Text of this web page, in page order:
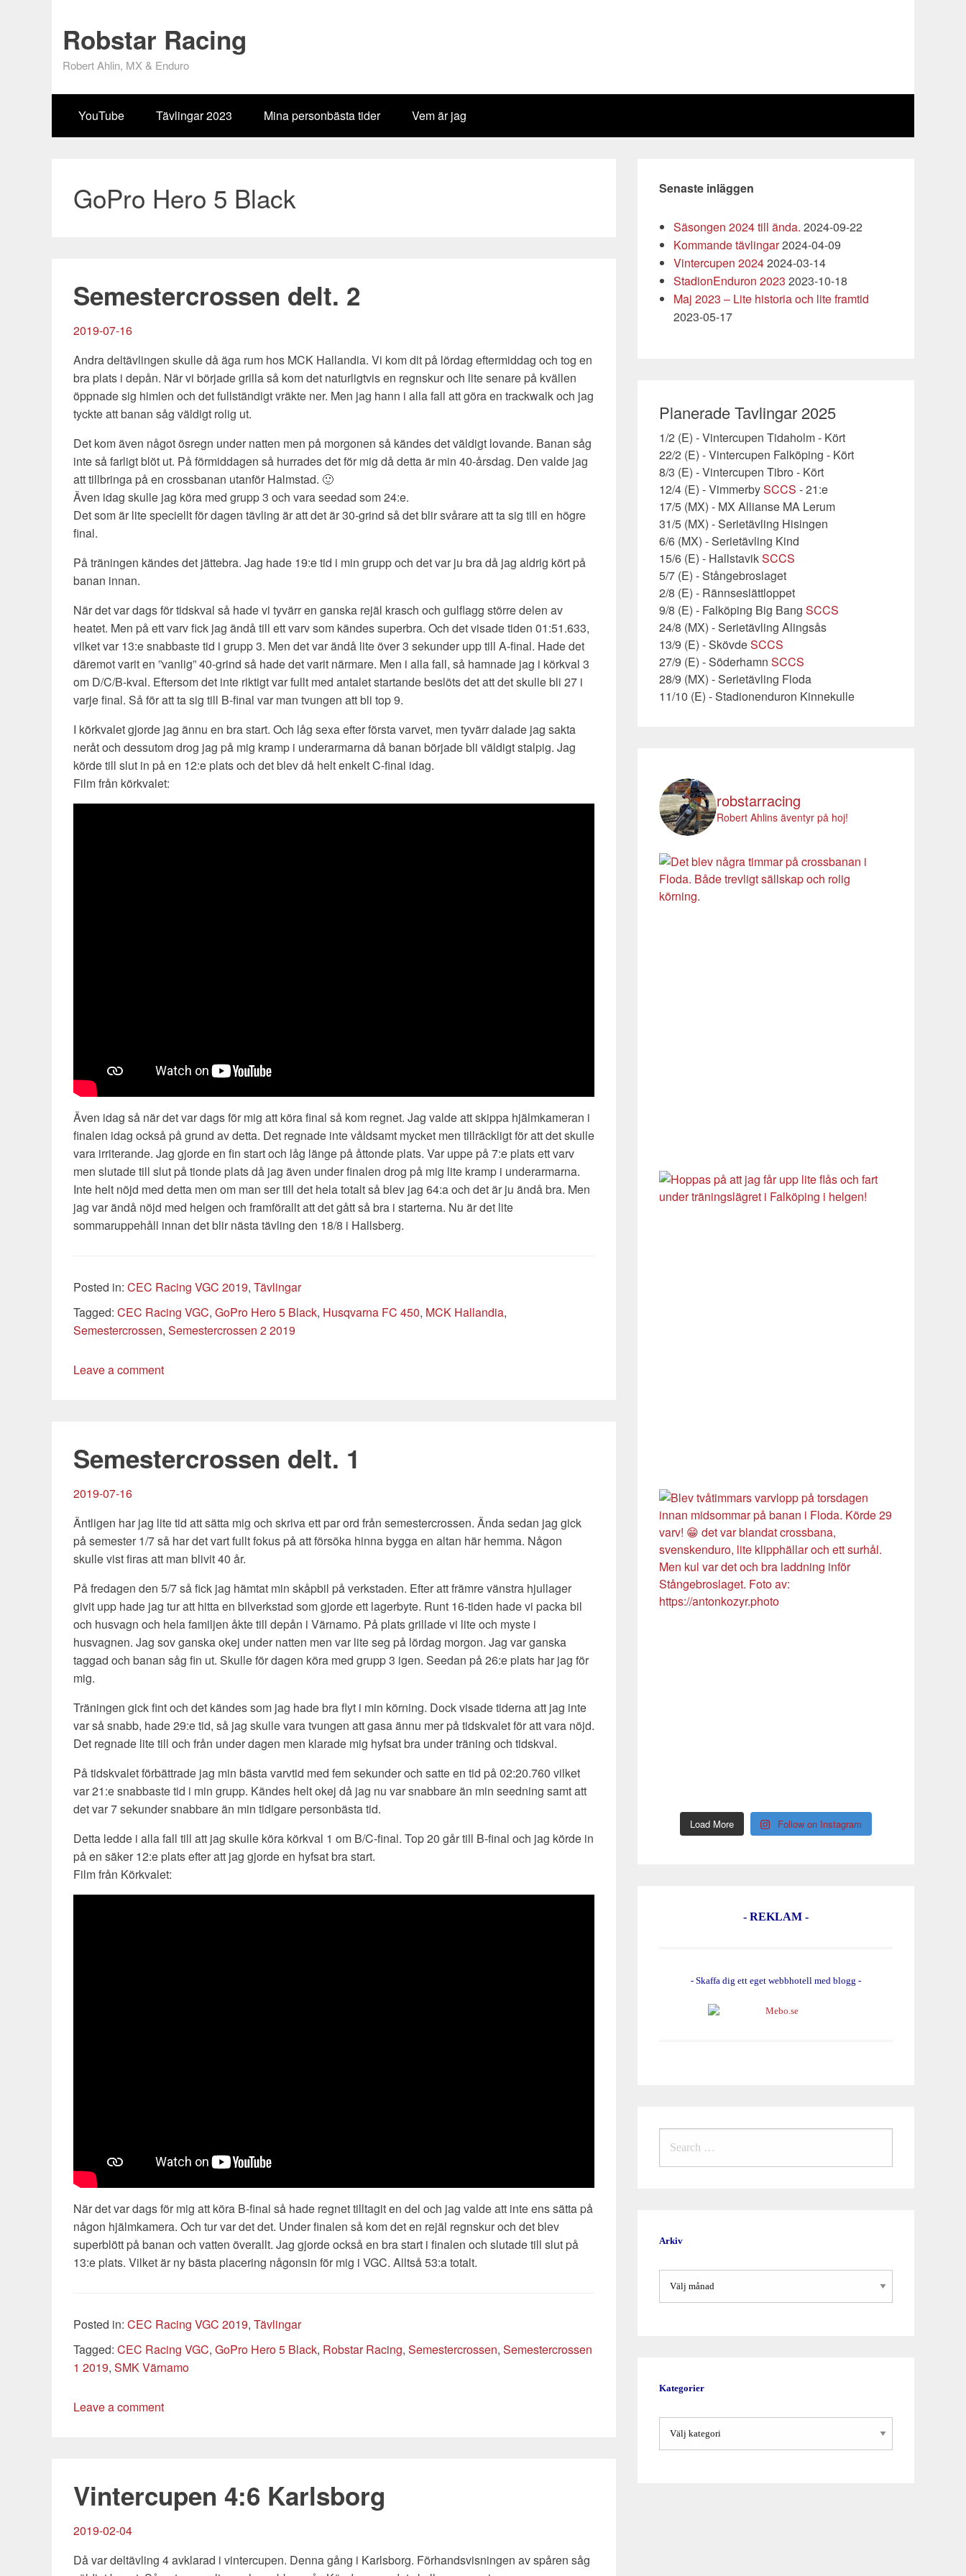
Robstar Racing
Robert Ahlin, MX & Enduro
YouTube Tävlingar 2023 Mina personbästa tider Vem är jag
GoPro Hero 5 Black
Semestercrossen delt. 2
2019-07-16
Andra deltävlingen skulle då äga rum hos MCK Hallandia. Vi kom dit på lördag eftermiddag och tog en
bra plats i depån. När vi började grilla så kom det naturligtvis en regnskur och lite senare på kvällen
öppnade sig himlen och det fullständigt vräkte ner. Men jag hann i alla fall att göra en trackwalk och jag
tyckte att banan såg väldigt rolig ut.
Det kom även något ösregn under natten men på morgonen så kändes det väldigt lovande. Banan såg
inte så farligt blöt ut. På förmiddagen så hurrades det för mig då detta är min 40-årsdag. Den valde jag
att tillbringa på en crossbanan utanför Halmstad. 🙂
Även idag skulle jag köra med grupp 3 och vara seedad som 24:e.
Det som är lite speciellt för dagen tävling är att det är 30-grind så det blir svårare att ta sig till en högre
final.
På träningen kändes det jättebra. Jag hade 19:e tid i min grupp och det var ju bra då jag aldrig kört på
banan innan.
När det var dags för tidskval så hade vi tyvärr en ganska rejäl krasch och gulflagg större delen av
heatet. Men på ett varv fick jag ändå till ett varv som kändes superbra. Och det visade tiden 01:51.633,
vilket var 13:e snabbaste tid i grupp 3. Men det var ändå lite över 3 sekunder upp till A-final. Hade det
däremot varit en ”vanlig” 40-grind så hade det varit närmare. Men i alla fall, så hamnade jag i körkval 3
om D/C/B-kval. Eftersom det inte riktigt var fullt med antalet startande beslöts det att det skulle bli 27 i
varje final. Så för att ta sig till B-final var man tvungen att bli top 9.
I körkvalet gjorde jag ännu en bra start. Och låg sexa efter första varvet, men tyvärr dalade jag sakta
neråt och dessutom drog jag på mig kramp i underarmarna då banan började bli väldigt stalpig. Jag
körde till slut in på en 12:e plats och det blev då helt enkelt C-final idag.
Film från körkvalet:
Även idag så när det var dags för mig att köra final så kom regnet. Jag valde att skippa hjälmkameran i
finalen idag också på grund av detta. Det regnade inte våldsamt mycket men tillräckligt för att det skulle
vara irriterande. Jag gjorde en fin start och låg länge på åttonde plats. Var uppe på 7:e plats ett varv
men slutade till slut på tionde plats då jag även under finalen drog på mig lite kramp i underarmarna.
Inte helt nöjd med detta men om man ser till det hela totalt så blev jag 64:a och det är ju ändå bra. Men
jag var ändå nöjd med helgen och framförallt att det gått så bra i starterna. Nu är det lite
sommaruppehåll innan det blir nästa tävling den 18/8 i Hallsberg.
Posted in: Categories
CEC Racing VGC 2019, Tävlingar
Tagged: Tags
CEC Racing VGC, GoPro Hero 5 Black, Husqvarna FC 450, MCK Hallandia,
Semestercrossen, Semestercrossen 2 2019
Leave a comment
Semestercrossen delt. 1
2019-07-16
Äntligen har jag lite tid att sätta mig och skriva ett par ord från semestercrossen. Ända sedan jag gick
på semester 1/7 så har det vart fullt fokus på att försöka hinna bygga en altan här hemma. Någon
skulle vist firas att man blivit 40 år.
På fredagen den 5/7 så fick jag hämtat min skåpbil på verkstaden. Efter att främre vänstra hjullager
givit upp hade jag tur att hitta en bilverkstad som gjorde ett lagerbyte. Runt 16-tiden hade vi packa bil
och husvagn och hela familjen åkte till depån i Värnamo. På plats grillade vi lite och myste i
husvagnen. Jag sov ganska okej under natten men var lite seg på lördag morgon. Jag var ganska
taggad och banan såg fin ut. Skulle för dagen köra med grupp 3 igen. Seedan på 26:e plats har jag för
mig.
Träningen gick fint och det kändes som jag hade bra flyt i min körning. Dock visade tiderna att jag inte
var så snabb, hade 29:e tid, så jag skulle vara tvungen att gasa ännu mer på tidskvalet för att vara nöjd.
Det regnade lite till och från under dagen men klarade mig hyfsat bra under träning och tidskval.
På tidskvalet förbättrade jag min bästa varvtid med fem sekunder och satte en tid på 02:20.760 vilket
var 21:e snabbaste tid i min grupp. Kändes helt okej då jag nu var snabbare än min seedning samt att
det var 7 sekunder snabbare än min tidigare personbästa tid.
Detta ledde i alla fall till att jag skulle köra körkval 1 om B/C-final. Top 20 går till B-final och jag körde in
på en säker 12:e plats efter att jag gjorde en hyfsat bra start.
Film från Körkvalet:
När det var dags för mig att köra B-final så hade regnet tilltagit en del och jag valde att inte ens sätta på
någon hjälmkamera. Och tur var det det. Under finalen så kom det en rejäl regnskur och det blev
superblött på banan och vatten överallt. Jag gjorde också en bra start i finalen och slutade till slut på
13:e plats. Vilket är ny bästa placering någonsin för mig i VGC. Alltså 53:a totalt.
Posted in: Categories
CEC Racing VGC 2019, Tävlingar
Tagged: Tags
CEC Racing VGC, GoPro Hero 5 Black, Robstar Racing, Semestercrossen, Semestercrossen
1 2019, SMK Värnamo
Leave a comment
Vintercupen 4:6 Karlsborg
2019-02-04
Då var deltävling 4 avklarad i vintercupen. Denna gång i Karlsborg. Förhandsvisningen av spåren såg
Senaste inläggen
Säsongen 2024 till ända. 2024-09-22
Kommande tävlingar2024-04-09
Vintercupen 20242024-03-14
StadionEnduron 2023 2023-10-18
Maj 2023 – Lite historia och lite framtid
2023-05-17
Planerade Tavlingar 2025
1/2 (E) - Vintercupen Tidaholm - Kört
22/2 (E) - Vintercupen Falköping - Kört
8/3 (E) - Vintercupen Tibro - Kört
12/4 (E) - VimmerbySCCS - 21:e
17/5 (MX) - MX Allianse MA Lerum
31/5 (MX) - Serietävling Hisingen
6/6 (MX) - Serietävling Kind
15/6 (E) - HallstavikSCCS
5/7 (E) - Stångebroslaget
2/8 (E) - Rännseslättloppet
9/8 (E) - Falköping Big Bang SCCS
24/8 (MX) - Serietävling Alingsås
13/9 (E) - SkövdeSCCS
27/9 (E) - Söderhamn SCCS
28/9 (MX) - Serietävling Floda
11/10 (E) - Stadionenduron Kinnekulle
robstarracing
Robert Ahlins äventyr på hoj!
Load More Follow on Instagram
- REKLAM -
- Skaffa dig ett eget webbhotell med blogg -
Arkiv
Kategorier